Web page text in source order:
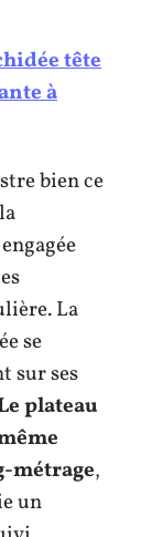
tête
à
bien ce
La
se
sur ses
plateau
métrage,
un